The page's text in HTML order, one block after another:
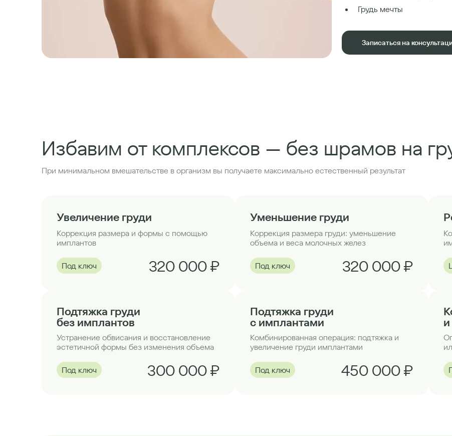
Грудь мечты
Записаться на
Избавим от комплексов — без шрамов на
При минимальном вмешательстве в организм вы получаете максимально естественный результат
Увеличение груди
Коррекция размера и формы с помощью
имплантов
Под ключ 320 000 ₽
Уменьшение груди
Коррекция размера груди: уменьшение
объема и веса молочных желез
Под ключ 320 000 ₽
Подтяжка груди
без имплантов
Устранение обвисания и восстановление
эстетичной формы без изменения объема
Под ключ 300 000 ₽
Подтяжка груди
с имплантами
Комбинированная операция: подтяжка и
увеличение груди имплантами
Под ключ 450 000 ₽